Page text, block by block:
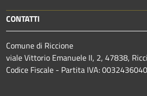
CONTATTI
Comune di Riccione
viale Vittorio Emanuele II, 2, 47838,
Codice Fiscale - Partita IVA: